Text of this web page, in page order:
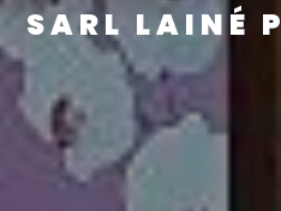
SARL LAINÉ